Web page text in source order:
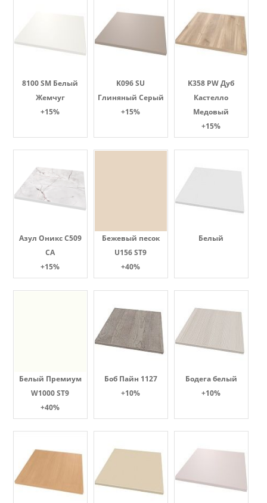
8100 SM Белый
Жемчуг
+15%
K096 SU
Глиняный Серый
+15%
K358 PW Дуб
Кастелло
Медовый
+15%
Азул Оникс С509
СА
+15%
Бежевый песок
U156 ST9
+40%
Белый
Белый Премиум
W1000 ST9
+40%
Боб Пайн 1127
+10%
Бодега белый
+10%